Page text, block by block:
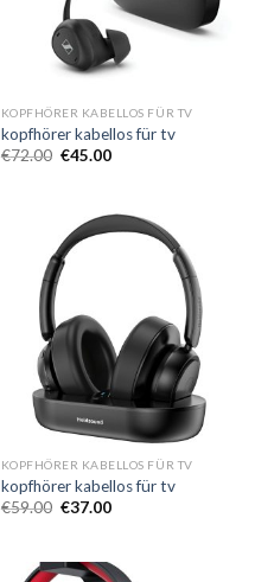
KOPFHÖRER KABELLOS FÜR TV
kopfhörer kabellos für tv
€72.00 €45.00
KOPFHÖRER KABELLOS FÜR TV
kopfhörer kabellos für tv
€59.00 €37.00